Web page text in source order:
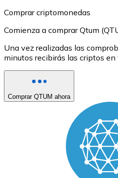
Comprar criptomonedas
Comienza a comprar Qtum
Una vez realizadas las
minutos recibirás las criptos en
Comprar QTUM ahora